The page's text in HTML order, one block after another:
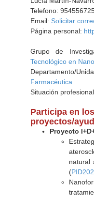
Telefono:
Email: Solicitar
Página personal:
Grupo de
Tecnológico en
Departamento/
Farmacéutica
Situación
Participa en
proyectos/
Proyecto
natural
(